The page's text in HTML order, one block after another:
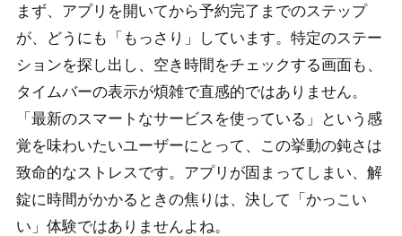
まず、アプリを開いてから予約完了までのステップ
が、どうにも「もっさり」しています。特定のステー
ションを探し出し、空き時間をチェックする画面も、
タイムバーの表示が煩雑で直感的ではありません。
「最新のスマートなサービスを使っている」という感
覚を味わいたいユーザーにとって、この挙動の鈍さは
致命的なストレスです。アプリが固まってしまい、解
錠に時間がかかるときの焦りは、決して「かっこい
い」体験ではありませんよね。